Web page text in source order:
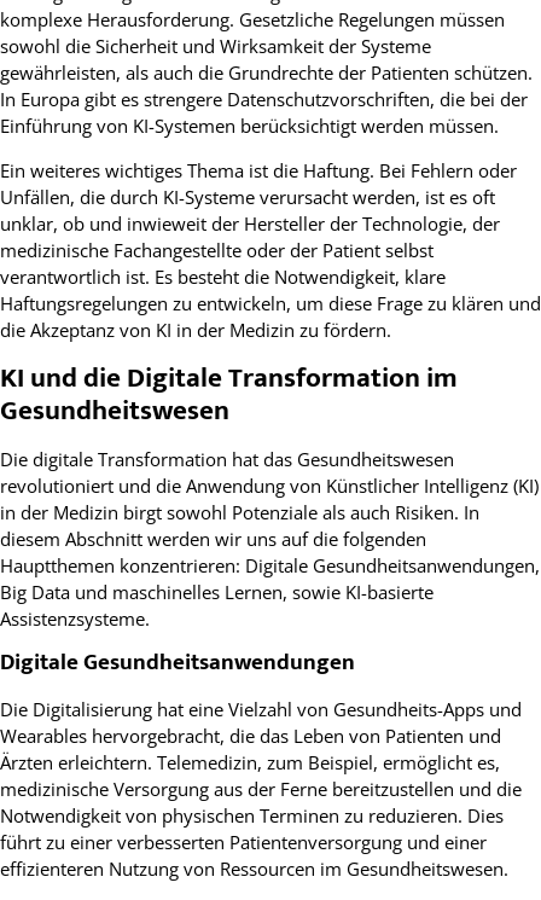
komplexe Herausforderung. Gesetzliche Regelungen müssen
sowohl die Sicherheit und Wirksamkeit der Systeme
gewährleisten, als auch die Grundrechte der Patienten schützen.
In Europa gibt es strengere Datenschutzvorschriften, die bei der
Einführung von KI-Systemen berücksichtigt werden müssen.
Ein weiteres wichtiges Thema ist die Haftung. Bei Fehlern oder
Unfällen, die durch KI-Systeme verursacht werden, ist es oft
unklar, ob und inwieweit der Hersteller der Technologie, der
medizinische Fachangestellte oder der Patient selbst
verantwortlich ist. Es besteht die Notwendigkeit, klare
Haftungsregelungen zu entwickeln, um diese Frage zu klären und
die Akzeptanz von KI in der Medizin zu fördern.
KI und die Digitale Transformation im
Gesundheitswesen
Die digitale Transformation hat das Gesundheitswesen
revolutioniert und die Anwendung von Künstlicher Intelligenz (KI)
in der Medizin birgt sowohl Potenziale als auch Risiken. In
diesem Abschnitt werden wir uns auf die folgenden
Hauptthemen konzentrieren: Digitale Gesundheitsanwendungen,
Big Data und maschinelles Lernen, sowie KI-basierte
Assistenzsysteme.
Digitale Gesundheitsanwendungen
Die Digitalisierung hat eine Vielzahl von Gesundheits-Apps und
Wearables hervorgebracht, die das Leben von Patienten und
Ärzten erleichtern. Telemedizin, zum Beispiel, ermöglicht es,
medizinische Versorgung aus der Ferne bereitzustellen und die
Notwendigkeit von physischen Terminen zu reduzieren. Dies
führt zu einer verbesserten Patientenversorgung und einer
effizienteren Nutzung von Ressourcen im Gesundheitswesen.